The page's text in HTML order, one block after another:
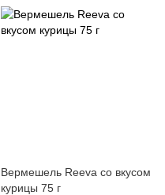
Вермешель Reeva со вкусом
курицы 75 г